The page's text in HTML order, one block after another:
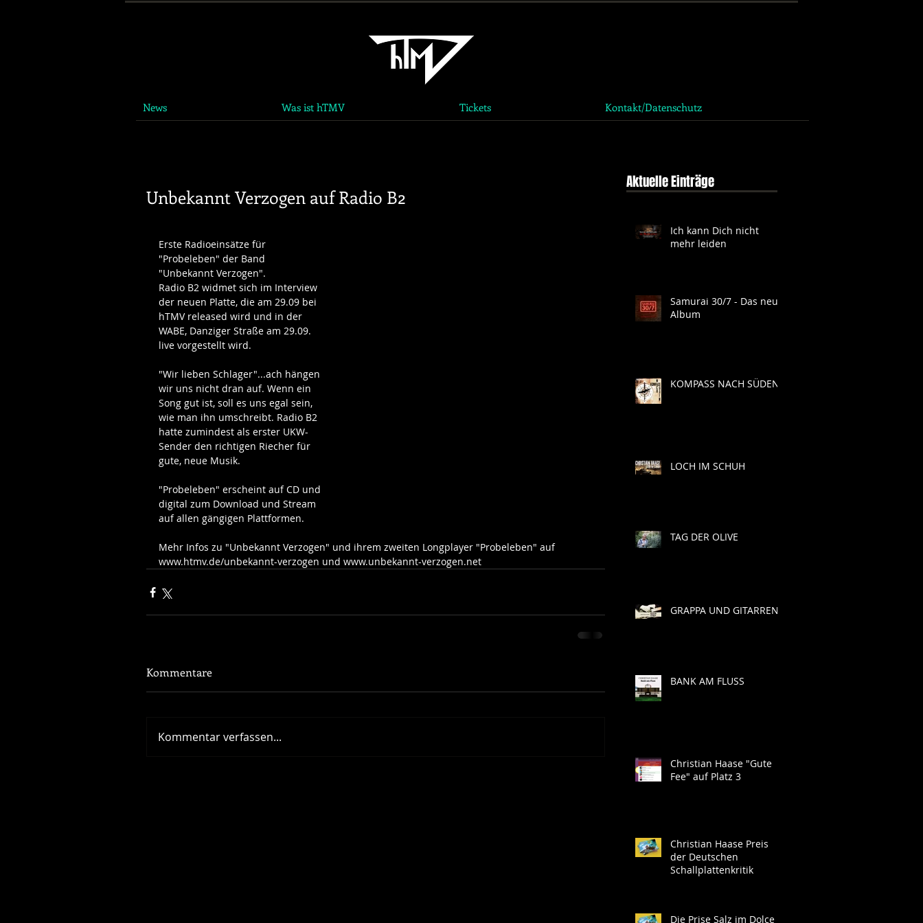
News Was ist hTMV Tickets Kontakt/Datenschutz
Unbekannt Verzogen auf Radio B2
Erste Radioeinsätze für
"Probeleben" der Band
"Unbekannt Verzogen".
Radio B2 widmet sich im Interview
der neuen Platte, die am 29.09 bei
hTMV released wird und in der
WABE, Danziger Straße am 29.09.
live vorgestellt wird.
"Wir lieben Schlager"...ach hängen
wir uns nicht dran auf. Wenn ein
Song gut ist, soll es uns egal sein,
wie man ihn umschreibt. Radio B2
hatte zumindest als erster UKW-
Sender den richtigen Riecher für
gute, neue Musik.
"Probeleben" erscheint auf CD und
digital zum Download und Stream
auf allen gängigen Plattformen.
Mehr Infos zu "Unbekannt Verzogen" und ihrem zweiten Longplayer "Probeleben" auf
www.htmv.de/unbekannt-verzogen und www.unbekannt-verzogen.net
Kommentare
Kommentar verfassen...
Aktuelle Einträge
Ich kann Dich nicht
mehr leiden
Samurai 30/7 - Das neue
Album
KOMPASS NACH SÜDEN
LOCH IM SCHUH
TAG DER OLIVE
GRAPPA UND GITARREN
BANK AM FLUSS
Christian Haase "Gute
Fee" auf Platz 3
Christian Haase Preis
der Deutschen
Schallplattenkritik
Die Prise Salz im Dolce